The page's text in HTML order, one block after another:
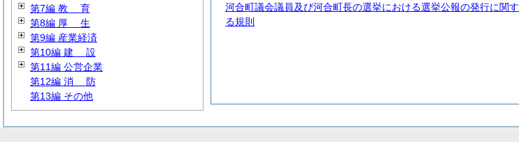
河合町議会議員及び河合町長の選挙における選挙公報の発行に関す
る規則
第7編 教 育
第8編 厚 生
第9編 産業経済
第10編 建 設
第11編 公営企業
第12編 消 防
第13編 その他